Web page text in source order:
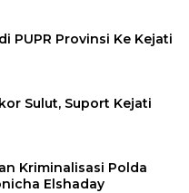
PUPR Provinsi Ke Kejati
Sulut, Suport Kejati
Kriminalisasi Polda
Elshaday